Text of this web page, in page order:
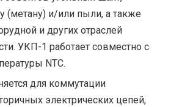
(метану) и/или пыли, а также
и других отраслей
УКП-1 работает совместно с
NTC.
для коммутации
электрических цепей,